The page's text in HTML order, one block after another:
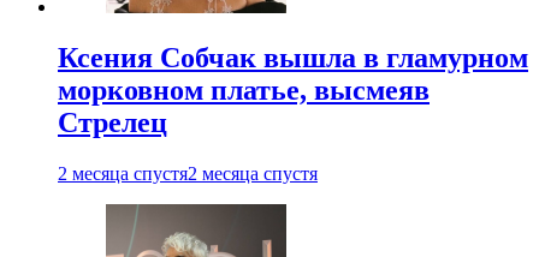
Ксения Собчак вышла в гламурном
морковном платье, высмеяв
Стрелец
2 месяца спустя2 месяца спустя